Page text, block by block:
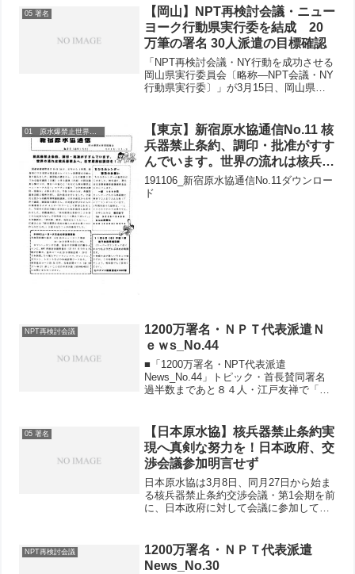
で核兵器廃絶の国際条約を結ばせましょ
う」と署名への協力を呼...
05 署名
【岡山】NPT再検討会議・ニュー
ヨーク行動県実行委を結成 20
万筆の署名 30人派遣の目標確認
「NPT再検討会議・NY行動を成功させる
岡山県実行委員会〔略称―NPT会議・NY
行動県実行委〕」が3月15日、岡山県民
の個人のうち、12団体・組織と2人の個
人あわせて...
01 原水爆禁止世界大会
【東京】新宿原水協通信No.11 核
兵器禁止条約、調印・批准がすす
んでいます。世界の流れは核兵器
禁止へ。日本政府は調印を！
191106_新宿原水協通信No.11ダウンロー
ド
NPT再検討会議
1200万署名・ＮＰＴ代表派遣Ｎ
ｅｗs_No.44
■「1200万署名・NPT代表派遣
News_No.44」トピック・首長賛同署名
過半数まであと８４人・江戸友禅で「ゼ
実感―愛知・道の駅バザーで署名活動―
高知100412_...
05 署名
【日本原水協】核兵器禁止条約実
現へ真剣な努力を！日本政府、交
渉会議参加明言せず
日本原水協は3月8日、同月27日から始ま
る核兵器禁止条約交渉会議・第1会期を前
に、日本政府に対して会議に参加して条
学部審議官の川崎方啓（まさひろ）氏が
対応しました。日本...
NPT再検討会議
1200万署名・ＮＰＴ代表派遣
News_No.30